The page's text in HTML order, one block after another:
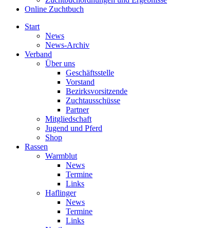
Online Zuchtbuch
Start
News
News-Archiv
Verband
Über uns
Geschäftsstelle
Vorstand
Bezirksvorsitzende
Zuchtausschüsse
Partner
Mitgliedschaft
Jugend und Pferd
Shop
Rassen
Warmblut
News
Termine
Links
Haflinger
News
Termine
Links